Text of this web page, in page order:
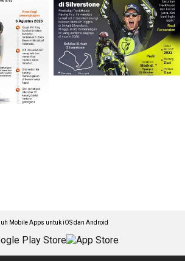
Mobile Apps untuk iOS dan Android